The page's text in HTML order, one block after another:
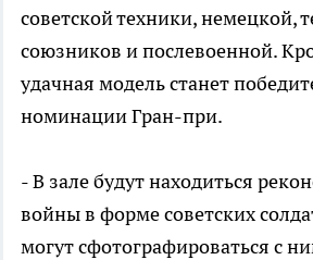
советской техники, немецкой,
союзников и послевоенной.
удачная модель станет
номинации Гран-при.
- В зале будут находиться
войны в форме советских
могут сфотографироваться с